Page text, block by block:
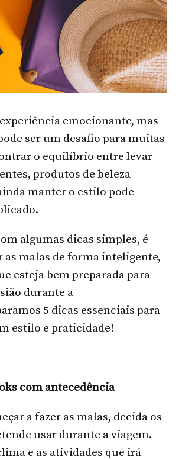
emocionante, mas
ser um desafio para muitas
o equilíbrio entre levar
produtos de beleza
manter o estilo pode
algumas dicas simples, é
as malas de forma inteligente,
esteja bem preparada para
durante a
5 dicas essenciais para
estilo e praticidade!
com antecedência
a fazer as malas, decida os
usar durante a viagem.
e as atividades que irá